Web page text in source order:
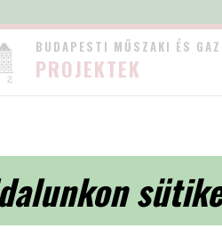
BUDAPESTI MŰSZAKI ÉS
PROJEKTEK